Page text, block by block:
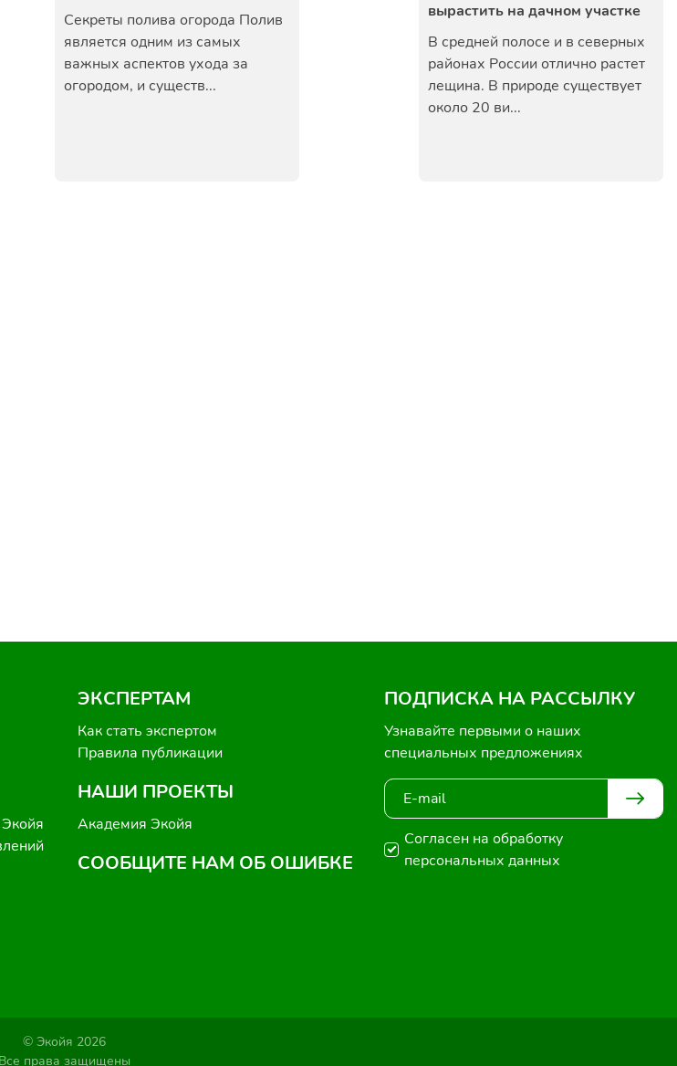
Секреты полива огорода Полив
является одним из самых
важных аспектов ухода за
огородом, и существ...
вырастить на дачном участке
В средней полосе и в северных
районах России отлично растет
лещина. В природе существует
около 20 ви...
ЭКСПЕРТАМ
Как стать экспертом
Правила публикации
НАШИ ПРОЕКТЫ
Академия Экойя
СООБЩИТЕ НАМ ОБ ОШИБКЕ
ПОДПИСКА НА РАССЫЛКУ
Узнавайте первыми о наших
специальных предложениях
Согласен на обработку
персональных данных
© Экойя 2026
Все права защищены